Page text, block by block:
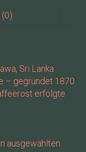
Sri Lanka
– gegründet 1870
erfolgte
ausgewählten